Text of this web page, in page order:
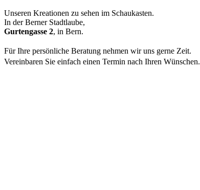
Unseren Kreationen zu sehen im Schaukasten.
In der Berner Stadtlaube,
Gurtengasse 2, in Bern.
Für Ihre persönliche Beratung nehmen wir uns gerne Zeit.
Vereinbaren Sie einfach einen Termin nach Ihren Wünschen.